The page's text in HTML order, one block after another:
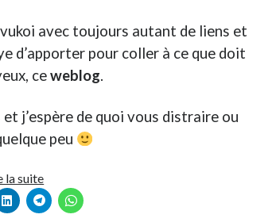
avec toujours autant de liens et
d’apporter pour coller à ce que doit
ceweblog.
j’espère de quoi vous distraire ou
peu
la suiteT’as
vu
quoi